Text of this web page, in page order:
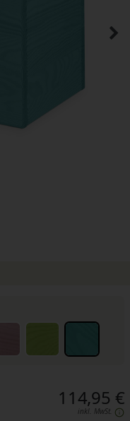
114,95 €
inkl. MwSt.